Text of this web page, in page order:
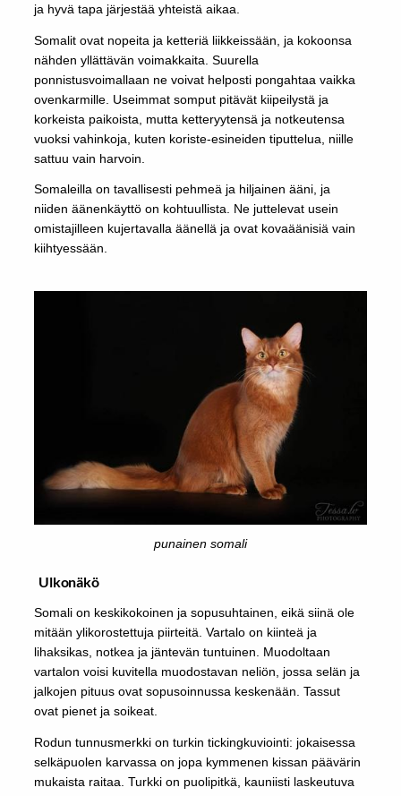
ja hyvä tapa järjestää yhteistä aikaa.
Somalit ovat nopeita ja ketteriä liikkeissään, ja kokoonsa
nähden yllättävän voimakkaita. Suurella
ponnistusvoimallaan ne voivat helposti pongahtaa vaikka
ovenkarmille. Useimmat somput pitävät kiipeilystä ja
korkeista paikoista, mutta ketteryytensä ja notkeutensa
vuoksi vahinkoja, kuten koriste-esineiden tiputtelua, niille
sattuu vain harvoin.
Somaleilla on tavallisesti pehmeä ja hiljainen ääni, ja
niiden äänenkäyttö on kohtuullista. Ne juttelevat usein
omistajilleen kujertavalla äänellä ja ovat kovaäänisiä vain
kiihtyessään.
punainen somali
Ulkonäkö
Somali on keskikokoinen ja sopusuhtainen, eikä siinä ole
mitään ylikorostettuja piirteitä. Vartalo on kiinteä ja
lihaksikas, notkea ja jäntevän tuntuinen. Muodoltaan
vartalon voisi kuvitella muodostavan neliön, jossa selän ja
jalkojen pituus ovat sopusoinnussa keskenään. Tassut
ovat pienet ja soikeat.
Rodun tunnusmerkki on turkin tickingkuviointi: jokaisessa
selkäpuolen karvassa on jopa kymmenen kissan päävärin
mukaista raitaa. Turkki on puolipitkä, kauniisti laskeutuva